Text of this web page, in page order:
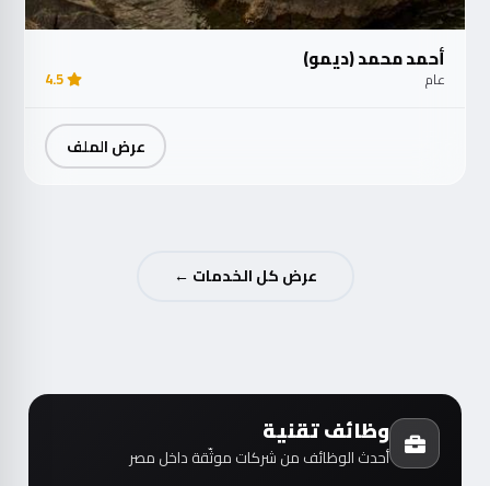
أحمد محمد (ديمو)
عام 4.5
عرض الملف
عرض كل الخدمات ←
وظائف تقنية
أحدث الوظائف من شركات موثّقة داخل مصر